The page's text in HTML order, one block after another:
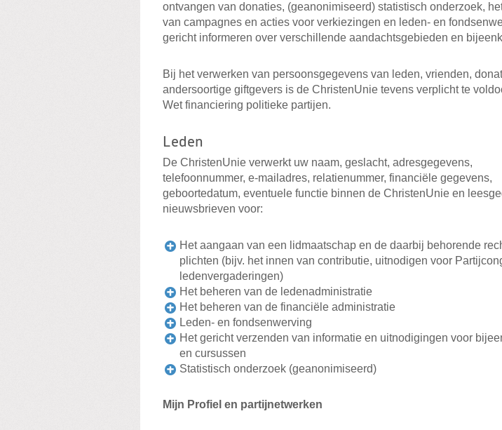
ontvangen van donaties, (geanonimiseerd) statistisch onderzoek,
van campagnes en acties voor verkiezingen en leden- en
gericht informeren over verschillende aandachtsgebieden en
Bij het verwerken van persoonsgegevens van leden, vrienden,
andersoortige giftgevers is de ChristenUnie tevens verplicht te
Wet financiering politieke partijen.
Leden
De ChristenUnie verwerkt uw naam, geslacht, adresgegevens,
telefoonnummer, e-mailadres, relatienummer, financiële gegevens,
geboortedatum, eventuele functie binnen de ChristenUnie en
nieuwsbrieven voor:
Het aangaan van een lidmaatschap en de daarbij behorende
plichten (bijv. het innen van contributie, uitnodigen voor
ledenvergaderingen)
Het beheren van de ledenadministratie
Het beheren van de financiële administratie
Leden- en fondsenwerving
Het gericht verzenden van informatie en uitnodigingen voor
en cursussen
Statistisch onderzoek (geanonimiseerd)
Mijn Profiel en partijnetwerken